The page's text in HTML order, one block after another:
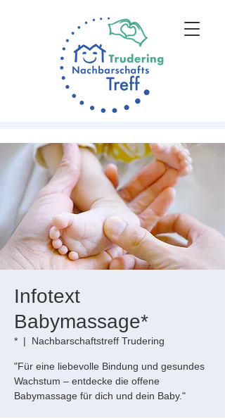
Infotext
Babymassage*
*
  |
Nachbarschaftstreff Trudering
"Für eine liebevolle Bindung und gesundes
Wachstum – entdecke die offene
Babymassage für dich und dein Baby."